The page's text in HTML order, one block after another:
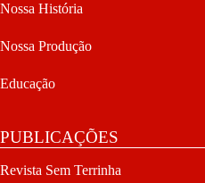
Nossa História
Nossa Produção
Educação
PUBLICAÇÕES
Revista Sem Terrinha